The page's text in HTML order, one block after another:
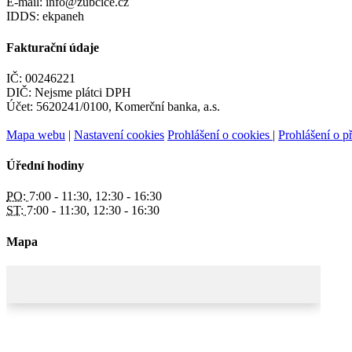
IDDS: ekpaneh
Fakturační údaje
IČ: 00246221
DIČ: Nejsme plátci DPH
Účet: 5620241/0100, Komerční banka, a.s.
Mapa webu | Nastavení cookies Prohlášení o cookies | Prohlášení o
Úřední hodiny
PO: 7:00 - 11:30, 12:30 - 16:30
ST: 7:00 - 11:30, 12:30 - 16:30
Mapa